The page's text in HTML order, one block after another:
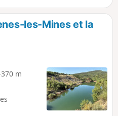
les-Mines et la
m